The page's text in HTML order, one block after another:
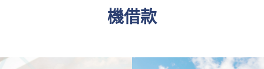
機借款